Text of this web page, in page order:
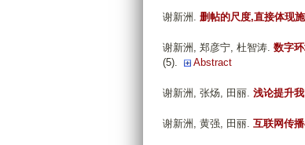
谢新洲 . 删帖的尺度,直接体现
谢新洲, 郑彦宁, 杜智涛. 数字
(5).
Abstract
谢新洲, 张炀, 田丽. 浅论提升
谢新洲, 黄强, 田丽. 互联网传